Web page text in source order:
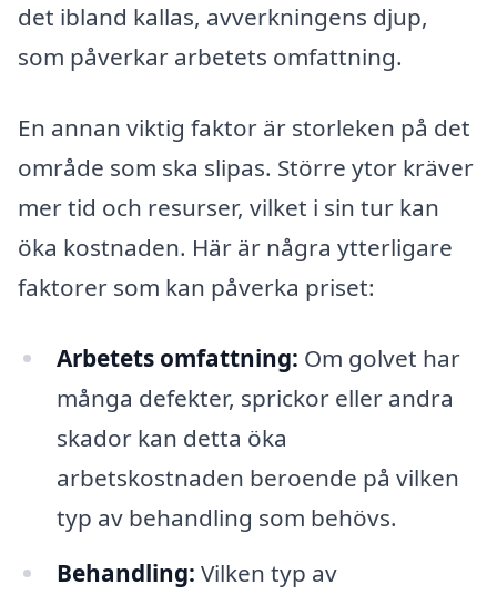
det ibland kallas, avverkningens djup,
som påverkar arbetets omfattning.
En annan viktig faktor är storleken på det
område som ska slipas. Större ytor kräver
mer tid och resurser, vilket i sin tur kan
öka kostnaden. Här är några ytterligare
faktorer som kan påverka priset:
Arbetets omfattning: Om golvet har
många defekter, sprickor eller andra
skador kan detta öka
arbetskostnaden beroende på vilken
typ av behandling som behövs.
Behandling: Vilken typ av